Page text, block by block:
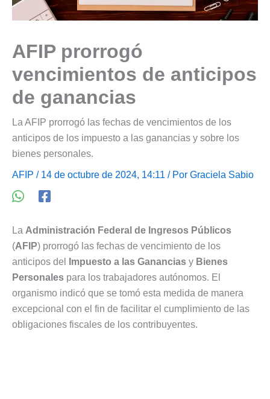
AFIP prorrogó
vencimientos de anticipos
de ganancias
La AFIP prorrogó las fechas de vencimientos de los
anticipos de los impuesto a las ganancias y sobre los
bienes personales.
AFIP / 14 de octubre de 2024, 14:11 / Por Graciela Sabio
La Administración Federal de Ingresos Públicos
(AFIP) prorrogó las fechas de vencimiento de los
anticipos del
Impuesto a las Ganancias y Bienes
Personales para los trabajadores autónomos. El
organismo indicó que se tomó esta medida de manera
excepcional con el fin de facilitar el cumplimiento de las
obligaciones fiscales de los contribuyentes.